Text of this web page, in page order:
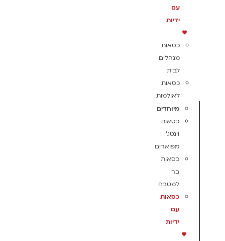
עם
ידיות
כסאות
מנהלים
לבית
כסאות
לאולמות
מיוחדים
כסאות
וינטג'
מפוארים
כסאות
בר
למטבח
כסאות
עם
ידיות